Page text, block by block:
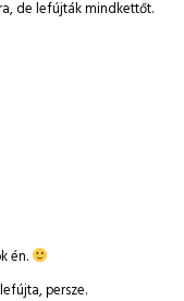
de lefújták mindkettőt.
én.
persze.